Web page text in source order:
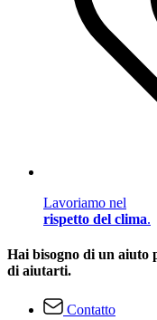
Lavoriamo nel
rispetto del clima.
Hai bisogno di un aiuto
di aiutarti.
Contatto